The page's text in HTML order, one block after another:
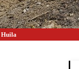
Huila